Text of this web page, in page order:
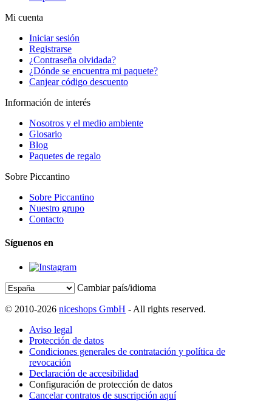
Mi cuenta
Iniciar sesión
Registrarse
¿Contraseña olvidada?
¿Dónde se encuentra mi paquete?
Canjear código descuento
Información de interés
Nosotros y el medio ambiente
Glosario
Blog
Paquetes de regalo
Sobre Piccantino
Sobre Piccantino
Nuestro grupo
Contacto
Síguenos en
Cambiar país/idioma
© 2010-2026 niceshops GmbH - All rights reserved.
Aviso legal
Protección de datos
Condiciones generales de contratación y política de
revocación
Declaración de accesibilidad
Configuración de protección de datos
Cancelar contratos de suscripción aquí